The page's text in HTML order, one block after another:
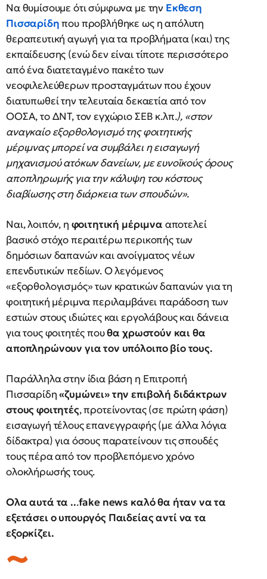
Να θυμίσουμε ότι σύμφωνα με την Εκθεση
Πισσαρίδηπου προβλήθηκε ως η απόλυτη
θεραπευτική αγωγή για τα προβλήματα (και) της
εκπαίδευσης (ενώ δεν είναι τίποτε περισσότερο
από ένα διατεταγμένο πακέτο των
νεοφιλελεύθερων προσταγμάτων που έχουν
διατυπωθεί την τελευταία δεκαετία από τον
ΟΟΣΑ, το ΔΝΤ, τον εγχώριο ΣΕΒ κ.λπ.), «στον
αναγκαίο εξορθολογισμό της φοιτητικής
μέριμνας μπορεί να συμβάλει η εισαγωγή
μηχανισμού ατόκων δανείων, με ευνοϊκούς όρους
αποπληρωμής για την κάλυψη του κόστους
διαβίωσης στη διάρκεια των σπουδών».
Ναι, λοιπόν, η φοιτητική μέριμνα αποτελεί
βασικό στόχο περαιτέρω περικοπής των
δημόσιων δαπανών και ανοίγματος νέων
επενδυτικών πεδίων. Ο λεγόμενος
«εξορθολογισμός» των κρατικών δαπανών για τη
φοιτητική μέριμνα περιλαμβάνει παράδοση των
εστιών στους ιδιώτες και εργολάβους και δάνεια
για τους φοιτητές πουθα χρωστούν και θα
αποπληρώνουν για τον υπόλοιπο βίο τους.
Παράλληλα στην ίδια βάση η Επιτροπή
Πισσαρίδη«ζυμώνει» την επιβολή διδάκτρων
στους φοιτητές, προτείνοντας (σε πρώτη φάση)
εισαγωγή τέλους επανεγγραφής (με άλλα λόγια
δίδακτρα) για όσους παρατείνουν τις σπουδές
τους πέρα από τον προβλεπόμενο χρόνο
ολοκλήρωσής τους.
Ολα αυτά τα ...fake news καλό θα ήταν να τα
εξετάσει ο υπουργός Παιδείας αντί να τα
εξορκίζει.